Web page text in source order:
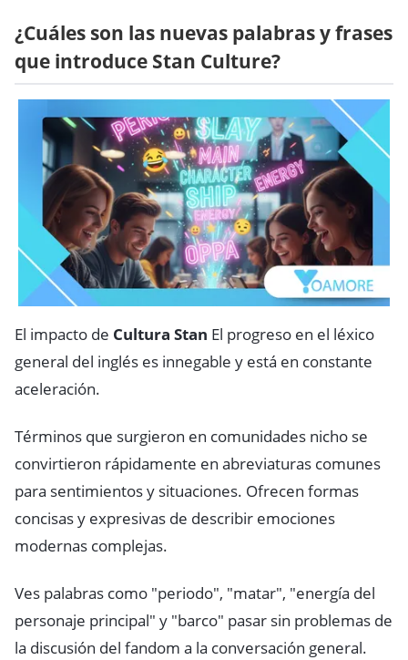
¿Cuáles son las nuevas palabras y frases
que introduce Stan Culture?
El impacto de Cultura Stan El progreso en el léxico
general del inglés es innegable y está en constante
aceleración.
Términos que surgieron en comunidades nicho se
convirtieron rápidamente en abreviaturas comunes
para sentimientos y situaciones. Ofrecen formas
concisas y expresivas de describir emociones
modernas complejas.
Ves palabras como "periodo", "matar", "energía del
personaje principal" y "barco" pasar sin problemas de
la discusión del fandom a la conversación general.